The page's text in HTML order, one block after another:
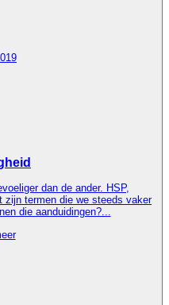
dan de ander. HSP,
zijn termen die we steeds vaker
die aanduidingen?...